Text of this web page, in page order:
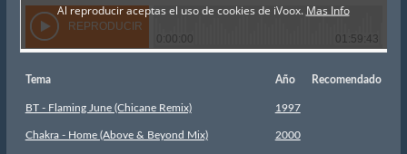
Tema Año Recomendado
BT - Flaming June (Chicane Remix) 1997
Chakra - Home (Above & Beyond Mix) 2000